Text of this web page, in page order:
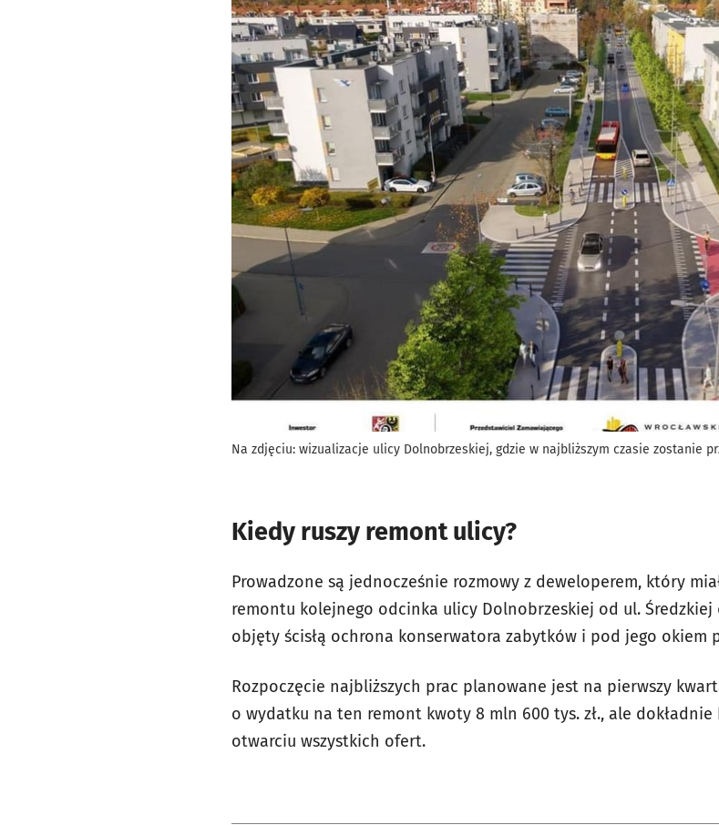
Na zdjęciu: wizualizacje ulicy Dolnobrzeskiej, gdzie w najbliższym czasie zostanie
Kiedy ruszy remont ulicy?
Prowadzone są jednocześnie rozmowy z deweloperem, który
remontu kolejnego odcinka ulicy Dolnobrzeskiej od ul.
objęty ścisłą ochrona konserwatora zabytków i pod jego okiem
Rozpoczęcie najbliższych prac planowane jest na pierwszy
o wydatku na ten remont kwoty 8 mln 600 tys. zł., ale
otwarciu wszystkich ofert.